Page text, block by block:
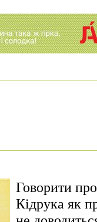
Говорити
Кідрука як